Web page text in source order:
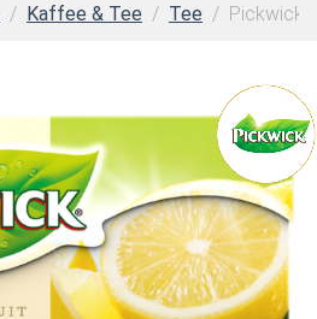
Kaffee & Tee Tee Pickwick